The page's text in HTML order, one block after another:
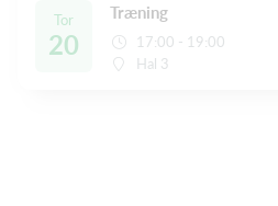
Tor
20
Træning
17:00 - 19:00
Hal 3